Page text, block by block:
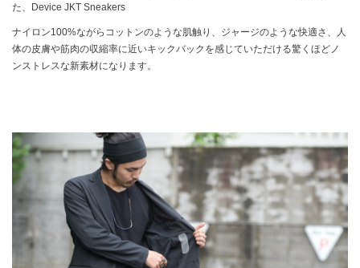
た、Device JKT Sneakers
ナイロン100%ながらコットンのような肌触り、ジャージのような快適さ、人
体の皮膚や筋肉の収縮率に近いキックバックを感じていただける驚くほどノ
ンストレスな新素材になります。